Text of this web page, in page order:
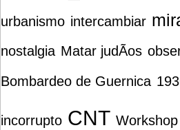
urbanismo intercambiar
nostalgia Matar judÃ­os
Bombardeo de Guernica
incorrupto CNT Workshop